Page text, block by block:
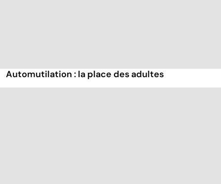
Automutilation : la place des adultes